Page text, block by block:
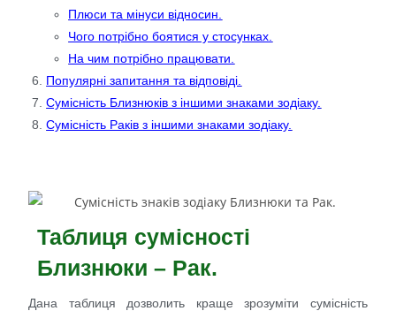
Плюси та мінуси відносин.
Чого потрібно боятися у стосунках.
На чим потрібно працювати.
Популярні запитання та відповіді.
Сумісність Близнюків з іншими знаками зодіаку.
Сумісність Раків з іншими знаками зодіаку.
Таблиця сумісності
Близнюки – Рак.
Дана таблиця дозволить краще зрозуміти сумісність